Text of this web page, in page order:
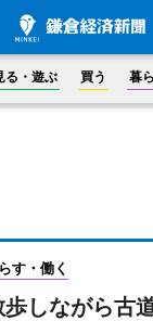
る・遊ぶ 買う 暮
す・働く
歩しながら